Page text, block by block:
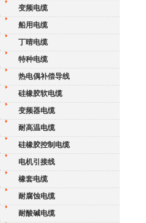
变频电缆
船用电缆
丁晴电缆
特种电缆
热电偶补偿导线
硅橡胶软电缆
变频器电缆
耐高温电缆
硅橡胶控制电缆
电机引接线
橡套电缆
耐腐蚀电缆
耐酸碱电缆